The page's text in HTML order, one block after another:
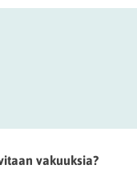
vakuuksia?